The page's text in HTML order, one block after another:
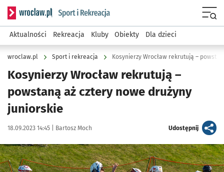
Serwis informacyjny wroclaw.pl podserwis: Sport i rekreacja
Aktualności Rekreacja Kluby Obiekty Dla dzieci
wroclaw.pl Sport i rekreacja Kosynierzy Wrocław rekrutują –
Kosynierzy Wrocław rekrutują –
powstaną aż cztery nowe drużyny
juniorskie
Data publikacji:
18.09.2023 14:45 | Autor:
Bartosz Moch Udostępnijartykuł
Kliknij, aby powiększyć